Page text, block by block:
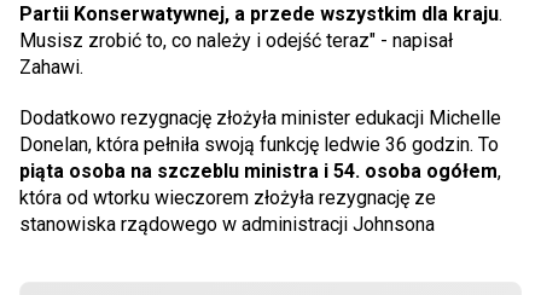
Partii Konserwatywnej, a przede wszystkim dla kraju.
Musisz zrobić to, co należy i odejść teraz" - napisał
Zahawi.
Dodatkowo rezygnację złożyła minister edukacji Michelle
Donelan, która pełniła swoją funkcję ledwie 36 godzin. To
piąta osoba na szczeblu ministra i 54. osoba ogółem,
która od wtorku wieczorem złożyła rezygnację ze
stanowiska rządowego w administracji Johnsona